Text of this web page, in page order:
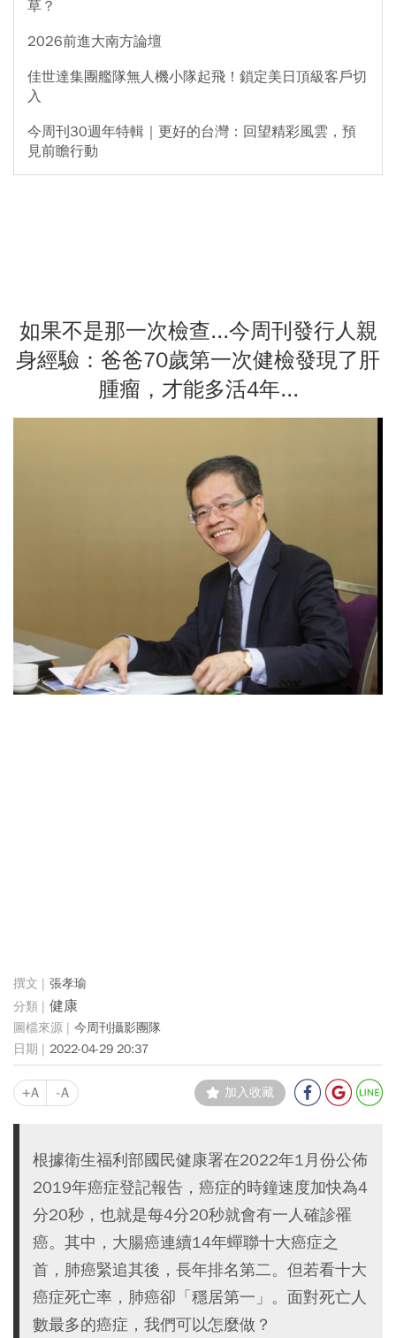
草？
2026前進大南方論壇
佳世達集團艦隊無人機小隊起飛！鎖定美日頂級客戶切
入
今周刊30週年特輯｜更好的台灣：回望精彩風雲，預
見前瞻行動
如果不是那一次檢查...今周刊發行人親
身經驗：爸爸70歲第一次健檢發現了肝
腫瘤，才能多活4年...
張孝瑜
健康
今周刊攝影團隊
2022-04-29 20:37
+A -A 加入收藏
根據衛生福利部國民健康署在2022年1月份公佈
2019年癌症登記報告，癌症的時鐘速度加快為4
分20秒，也就是每4分20秒就會有一人確診罹
癌。其中，大腸癌連續14年蟬聯十大癌症之
首，肺癌緊追其後，長年排名第二。但若看十大
癌症死亡率，肺癌卻「穩居第一」。面對死亡人
數最多的癌症，我們可以怎麼做？